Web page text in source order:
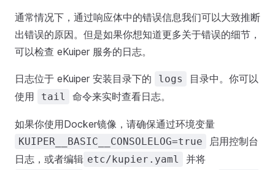
通常情况下，通过响应体中的错误信息我们可以大致推断
出错误的原因。但是如果你想知道更多关于错误的细节，
可以检查 eKuiper 服务的日志。
日志位于 eKuiper 安装目录下的 logs
目录中。你可以
使用
tail 命令来实时查看日志。
如果你使用Docker镜像，请确保通过环境变量
KUIPER__BASIC__CONSOLELOG=true
启用控制台
日志，或者编辑 etc/kupier.yaml 并将